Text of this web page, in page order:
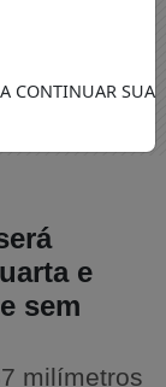
e
sem
milímetros
CONTINUAR SUA